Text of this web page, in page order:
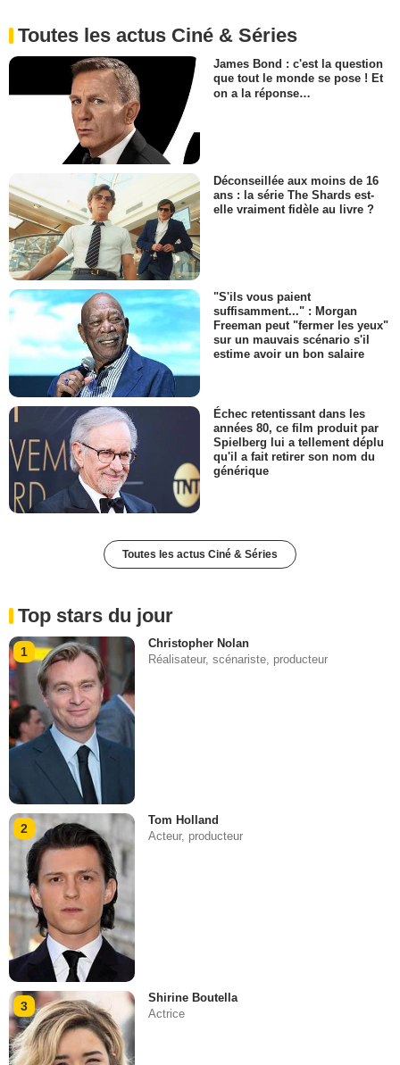
Toutes les actus Ciné & Séries
James Bond : c'est la question
que tout le monde se pose ! Et
on a la réponse…
Déconseillée aux moins de 16
ans : la série The Shards est-
elle vraiment fidèle au livre ?
"S'ils vous paient
suffisamment..." : Morgan
Freeman peut "fermer les yeux"
sur un mauvais scénario s'il
estime avoir un bon salaire
Échec retentissant dans les
années 80, ce film produit par
Spielberg lui a tellement déplu
qu'il a fait retirer son nom du
générique
Toutes les actus Ciné & Séries
Top stars du jour
1
Christopher Nolan
Réalisateur, scénariste, producteur
2
Tom Holland
Acteur, producteur
3
Shirine Boutella
Actrice